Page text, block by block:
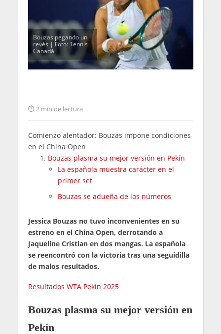
Bouzas pegando un
revés | Foto: Tennis
Canadá
2 min de lectura
Comienzo alentador: Bouzas impone condiciones
en el China Open
Bouzas plasma su mejor versión en Pekín
La española muestra carácter en el
primer set
Bouzas se adueña de los números
Jessica Bouzas no tuvo inconvenientes en su
estreno en el China Open, derrotando a
Jaqueline Cristian en dos mangas. La española
se reencontró con la victoria tras una seguidilla
de malos resultados.
Resultados WTA Pekín 2025
Bouzas plasma su mejor versión en
Pekín